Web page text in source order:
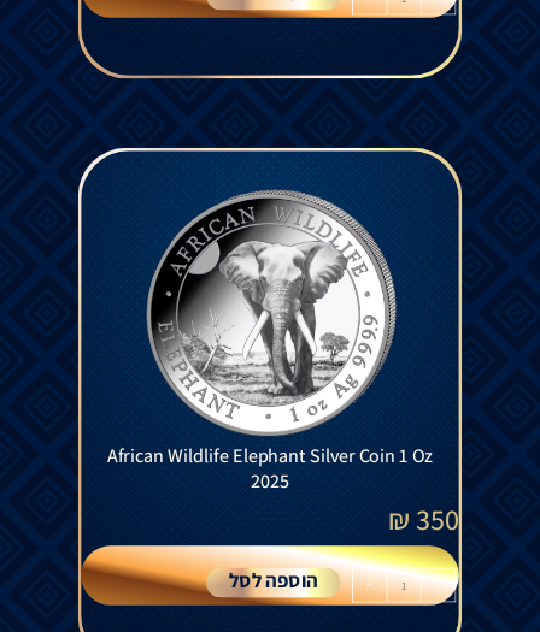
African Wildlife Elephant Silver Coin 1 Oz
2025
350
₪
-
+ הוספה לסל